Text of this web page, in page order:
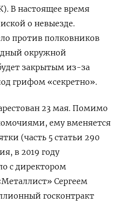
В настоящее время
о невыезде.
против полковников
окружной
закрытым из-за
грифом «секретно».
23 мая. Помимо
ему вменяется
(часть 5 статьи 290
в 2019 году
с директором
Сергеем
госконтракт